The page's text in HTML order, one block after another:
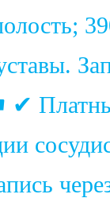
✔